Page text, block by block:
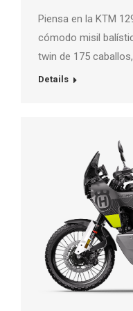
Piensa en la KTM
cómodo misil
twin de 175
Details